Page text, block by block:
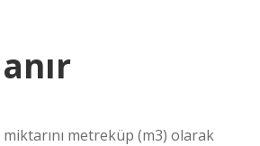
metreküp (m3) olarak